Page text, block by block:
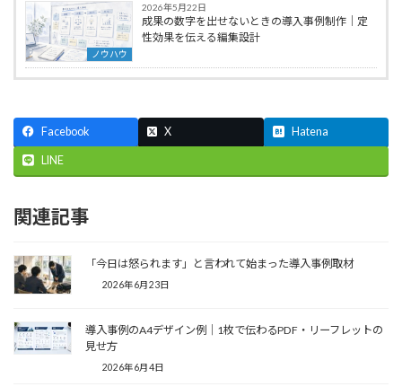
ノウハウ
2026年5月22日
成果の数字を出せないときの導入事例制作｜定
性効果を伝える編集設計
Facebook X Hatena
LINE
関連記事
「今日は怒られます」と言われて始まった導入事例取材
2026年6月23日
導入事例のA4デザイン例｜1枚で伝わるPDF・リーフレットの
見せ方
2026年6月4日